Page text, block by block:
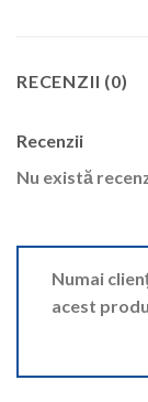
RECENZII (0)
Recenzii
Nu există
Numai
acest